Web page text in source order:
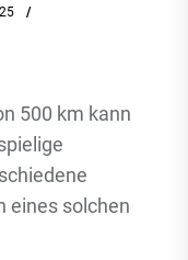
500 km kann
eines solchen